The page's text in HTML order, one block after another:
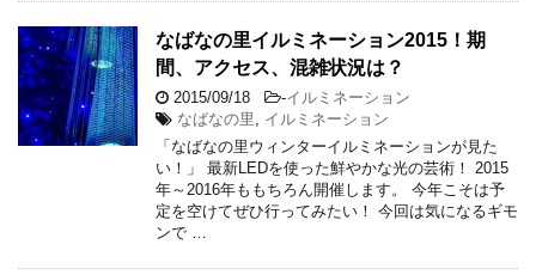
なばなの里イルミネーション2015！期
間、アクセス、混雑状況は？
2015/09/18 -イルミネーション
なばなの里
イルミネーション
「なばなの里ウィンターイルミネーションが見た
い！」 最新LEDを使った鮮やかな光の芸術！ 2015
年～2016年ももちろん開催します。 今年こそは予
定を空けてぜひ行ってみたい！ 今回は気になるギモ
ンで …